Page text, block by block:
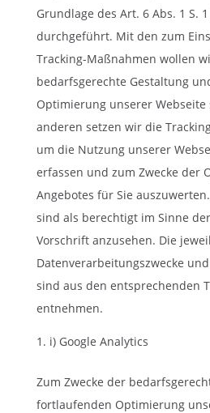
Grundlage des Art. 6 Abs. 1 S.
durchgeführt. Mit den zum
Tracking-Maßnahmen wollen
bedarfsgerechte Gestaltung
Optimierung unserer Webseite
anderen setzen wir die
um die Nutzung unserer
erfassen und zum Zwecke der
Angebotes für Sie
sind als berechtigt im Sinne
Vorschrift anzusehen. Die
Datenverarbeitungszwecke
sind aus den entsprechenden
entnehmen.
i) Google Analytics
Zum Zwecke der
fortlaufenden Optimierung